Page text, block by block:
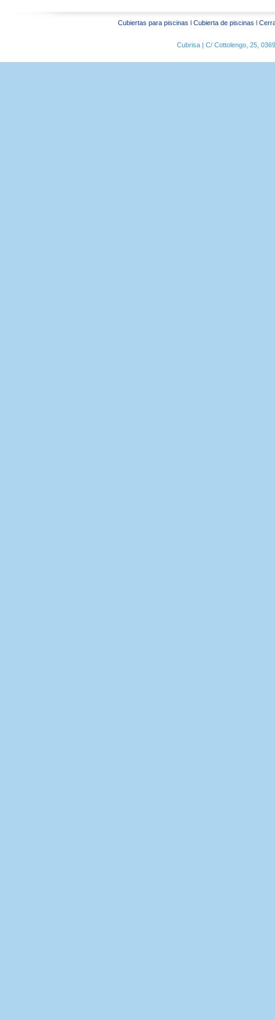
Cubiertas para piscinas l Cubierta de piscinas l
Cubrisa | C/ Cottolengo, 25,